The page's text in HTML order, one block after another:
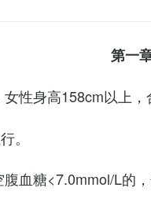
第一
性身高158cm以上，
。
血糖<7.0mmol/L的，